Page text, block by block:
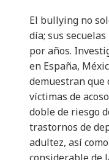
El bullying no
día; sus
por años.
en España,
demuestran que
víctimas de
doble de riesgo
trastornos de
adultez, así